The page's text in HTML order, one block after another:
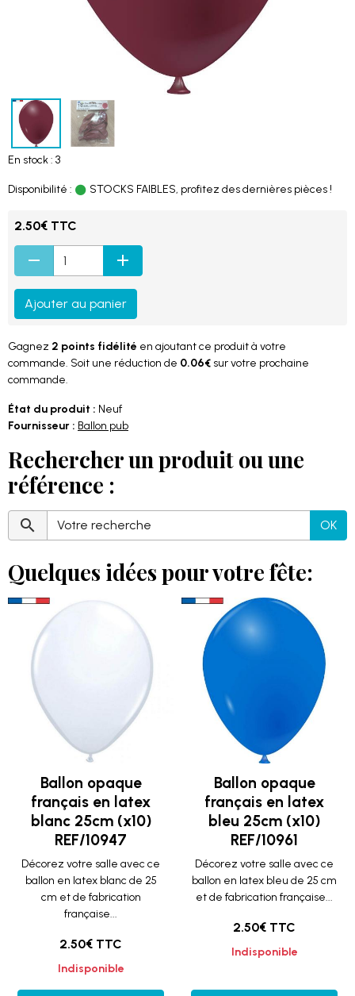
En stock : 3
Disponibilité : STOCKS FAIBLES, profitez des dernières pièces !
2.50€ TTC
Ajouter au panier
Gagnez 2 points fidélité en ajoutant ce produit à votre
commande. Soit une réduction de 0.06€ sur votre prochaine
commande.
État du produit : Neuf
Fournisseur : Ballon pub
Rechercher un produit ou une
référence :
OK
Quelques idées pour votre fête:
Ballon opaque
français en latex
blanc 25cm (x10)
REF/10947
Décorez votre salle avec ce
ballon en latex blanc de 25
cm et de fabrication
française...
2.50€ TTC
Indisponible
Ballon opaque
français en latex
bleu 25cm (x10)
REF/10961
Décorez votre salle avec ce
ballon en latex bleu de 25 cm
et de fabrication française...
2.50€ TTC
Indisponible